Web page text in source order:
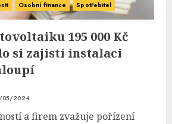
Osobní finance Spotřebitel
195 000 Kč
si zajistí instalaci
05/2024
a firem zvažuje pořízení